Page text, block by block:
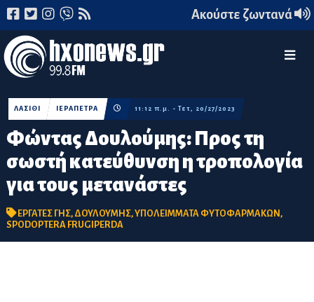
Ακούστε ζωντανά
Φώντας Δουλούμης: Προς τη
σωστή κατεύθυνση η τροπολογία
για τους μετανάστες
ΛΑΣΙΘΙ ΙΕΡΑΠΕΤΡΑ 11:12 π.μ. - Τετ, 20/27/2023
ΕΡΓΑΤΕΣ ΓΗΣ, ΔΟΥΛΟΥΜΗΣ,ΥΠΟΛΕΙΜΜΑΤΑ ΦΥΤΟΦΑΡΜΑΚΩΝ,
SPODOPTERA FRUGIPERDA